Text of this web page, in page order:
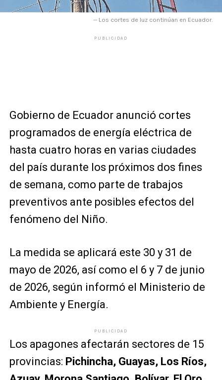
-- Los cortes de luz continúan en Ecuador.
PUBLICIDAD
Gobierno de Ecuador anunció cortes
programados de energía eléctrica de
hasta cuatro horas en varias ciudades
del país durante los próximos dos fines
de semana, como parte de trabajos
preventivos ante posibles efectos del
fenómeno del Niño.
La medida se aplicará este 30 y 31 de
mayo de 2026, así como el 6 y 7 de junio
de 2026, según informó el Ministerio de
Ambiente y Energía.
PUBLICIDAD
Los apagones afectarán sectores de 15
provincias: Pichincha, Guayas, Los Ríos,